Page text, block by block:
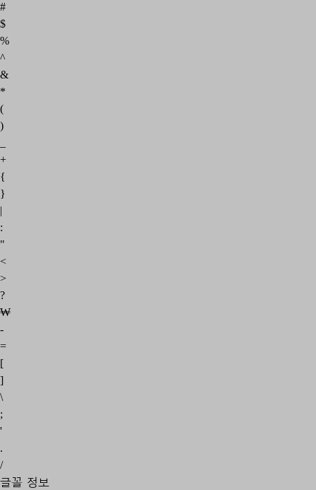
#
$
%
^
&
*
(
)
+
{
}
|
:
"
<
>
?
₩
-
=
[
]
\
;
'
.
/
글꼴 정보